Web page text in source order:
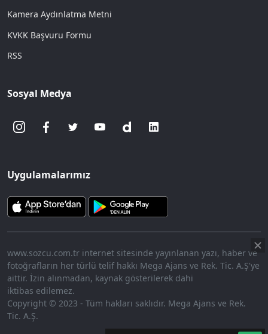
Aç
9.13%
Kamera Aydınlatma Metni
KVKK Başvuru Formu
RSS
Sosyal Medya
Uygulamalarımız
www.sozcu.com.tr internet sitesinde yayınlanan yazı, haber ve
fotoğrafların her türlü telif hakkı Mega Ajans ve Rek. Tic. A.Ş'ye
aittir. İzin alınmadan, kaynak gösterilerek dahi
iktibas edilemez.
Copyright © 2023 - Tüm hakları saklıdır. Mega Ajans ve Rek.
Tic. A.Ş.